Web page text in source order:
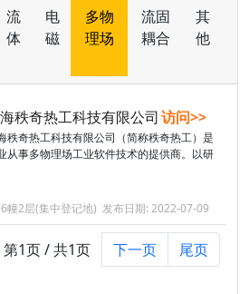
流
体
电
磁
多物
理场
流固
耦合
其
他
秩奇热工科技有限公司访问>>
秩奇热工科技有限公司（简称秩奇热工）是
从事多物理场工业软件技术的提供商。以研
械、船舶海洋、航空航天等...
幢2层(集中登记地) 发布日期: 2022-07-09
第1页 / 共1页 下一页 尾页